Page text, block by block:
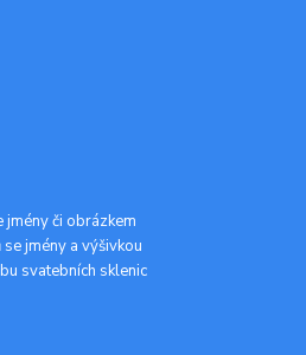
jmény či obrázkem
jmény a výšivkou
svatebních sklenic